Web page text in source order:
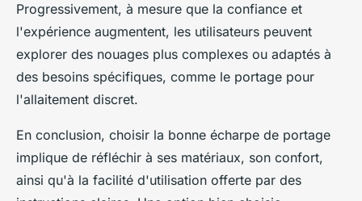
Progressivement, à mesure que la confiance et
l'expérience augmentent, les utilisateurs peuvent
explorer des nouages plus complexes ou adaptés à
des besoins spécifiques, comme le portage pour
l'allaitement discret.
En conclusion, choisir la bonne écharpe de portage
implique de réfléchir à ses matériaux, son confort,
ainsi qu'à la facilité d'utilisation offerte par des